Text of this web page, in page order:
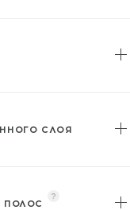
СЛОЯ
ПОЛОС
?